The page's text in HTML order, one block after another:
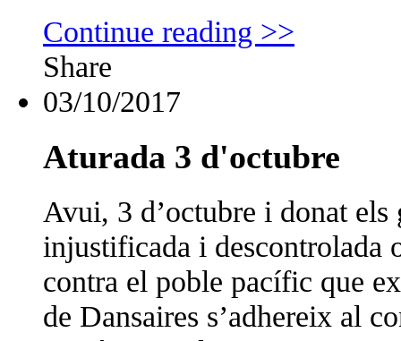
Continue reading >>
Share
03/10/2017
Aturada 3 d'octubre
Avui, 3 d’octubre i donat
injustificada i descontrolada
contra el poble pacífic que
de Dansaires s’adhereix al